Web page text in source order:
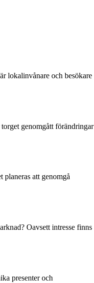
lokalinvånare och besökare
genomgått förändringar
planeras att genomgå
Oavsett intresse finns
presenter och